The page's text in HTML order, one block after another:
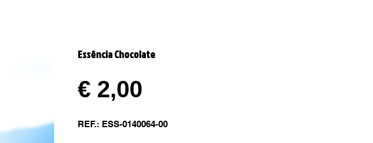
Essência Chocolate
€ 2,00
REF.: ESS-0140064-00